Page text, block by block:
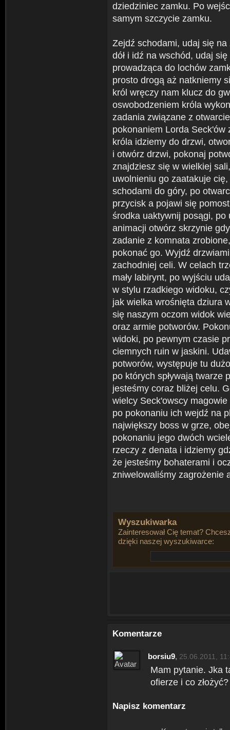
dziedziniec zamku. Po
samym szczycie zamku.
Zejdź schodami, udaj się
dół i idź na wschód, udaj
prowadząca do lochów
prosto drogą aż natkniemy
król wręczy nam klucz do
oswobodzeniem króla
zadania związane z
pokonaniem Lorda
króla idziemy do drzwi,
i otwórz drzwi, pokonaj
znajdziesz się w wielkiej
uwolnieniu go zaatakuje
schodami do góry, po
przycisk a pojawi się
środka uaktywnij posągi,
animacji otwórz skrzynie
zadanie z komnata
pokonać go. Wyjdź
zachodniej celi. W celach
mały labirynt, po wyjściu
w stylu rzadkiego widoku,
jak wielka wrośnięta dziura
się naszym oczom widok
oraz armie potworów.
widoki, po pewnym czasie
ciemnych ruin w jaskini.
potworów, występuje tu
po których spływają twarze
jesteśmy coraz bliżej celu.
wielcy Seck'owscy
po pokonaniu ich wejdź na
największy boss w grze,
pokonaniu jego dwóch
rzeczy z denata i idziemy
że jesteśmy bohaterami i
zniwelowaliśmy zagrożenie
Wyszukiwarka
Zainteresował Cię temat?
dzięki naszej wyszukiwarce:
Komentarze
borsiu9, 25.06.2011,
Mam pytanie. Jka
ofierze i co
Napisz komentarz